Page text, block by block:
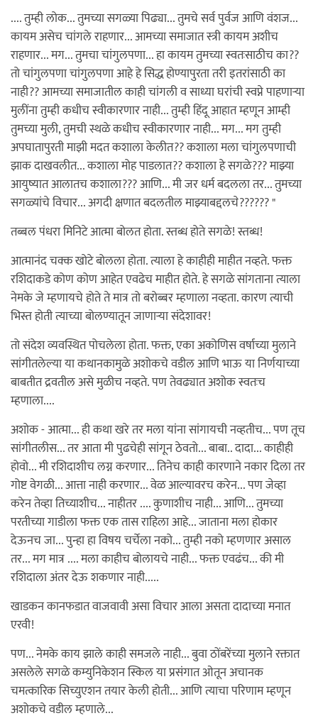
.... तुम्ही लोक... तुमच्या सगळ्या पिढ्या... तुमचे सर्व पुर्वज आणि वंशज...
कायम असेच चांगले राहणार... आमच्या समाजात स्त्री कायम अशीच
राहणार... मग... तुमचा चांगुलपणा... हा कायम तुमच्या स्वतःसाठीच का??
तो चांगुलपणा चांगुलपणा आहे हे सिद्ध होण्यापुरता तरी इतरांसाठी का
नाही?? आमच्या समाजातील काही चांगली व साध्या घरांची स्वप्ने पाहणार्‍या
मुलींना तुम्ही कधीच स्वीकारणार नाही... तुम्ही हिंदू आहात म्हणून आम्ही
तुमच्या मुली, तुमची स्थळे कधीच स्वीकारणार नाही... मग... मग तुम्ही
अपघातापुरती माझी मदत कशाला केलीत?? कशाला मला चांगुलपणाची
झाक दाखवलीत... कशाला मोह पाडलात?? कशाला हे सगळे??? माझ्या
आयुष्यात आलातच कशाला??? आणि... मी जर धर्म बदलला तर... तुमच्या
सगळ्यांचे विचार... अगदी क्षणात बदलतील माझ्याबद्दलचे?????? "
तब्बल पंधरा मिनिटे आत्मा बोलत होता. स्तब्ध होते सगळे! स्तब्ध!
आत्मानंद चक्क खोटे बोलला होता. त्याला हे काहीही माहीत नव्हते. फक्त
रशिदाकडे कोण कोण आहेत एवढेच माहीत होते. हे सगळे सांगताना त्याला
नेमके जे म्हणायचे होते ते मात्र तो बरोब्बर म्हणाला नव्हता. कारण त्याची
भिस्त होती त्याच्या बोलण्यातून जाणार्‍या संदेशावर!
तो संदेश व्यवस्थित पोचलेला होता. फक्त, एका अकोणिस वर्षाच्या मुलाने
सांगीतलेल्या या कथानकामुळे अशोकचे वडील आणि भाऊ या निर्णयाच्या
बाबतीत द्रवतील असे मुळीच नव्हते. पण तेवढ्यात अशोक स्वतःच
म्हणाला....
अशोक - आत्मा... ही कथा खरे तर मला यांना सांगायची नव्हतीच... पण तूच
सांगीतलीस... तर आता मी पुढचेही सांगून ठेवतो... बाबा.. दादा... काहीही
होवो... मी रशिदाशीच लग्न करणार... तिनेच काही कारणाने नकार दिला तर
गोष्ट वेगळी... आत्ता नाही करणार... वेळ आल्यावरच करेन... पण जेव्हा
करेन तेव्हा तिच्याशीच... नाहीतर .... कुणाशीच नाही... आणि... तुमच्या
परतीच्या गाडीला फक्त एक तास राहिला आहे... जाताना मला होकार
देऊनच जा... पुन्हा हा विषय चर्चेला नको... तुम्ही नको म्हणणार असाल
तर... मग मात्र .... मला काहीच बोलायचे नाही... फक्त एवढंच... की मी
रशिदाला अंतर देऊ शकणार नाही.....
खाडकन कानफडात वाजवावी असा विचार आला असता दादाच्या मनात
एरवी!
पण... नेमके काय झाले काही समजले नाही... बुवा ठोंबरेंच्या मुलाने रक्तात
असलेले सगळे कम्युनिकेशन स्किल या प्रसंगात ओतून अचानक
चमत्कारिक सिच्युएशन तयार केली होती... आणि त्याचा परिणाम म्हणून
अशोकचे वडील म्हणाले...